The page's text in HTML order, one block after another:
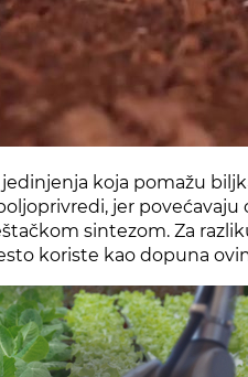
koja pomažu
jer
sintezom. Za
koriste kao dopuna